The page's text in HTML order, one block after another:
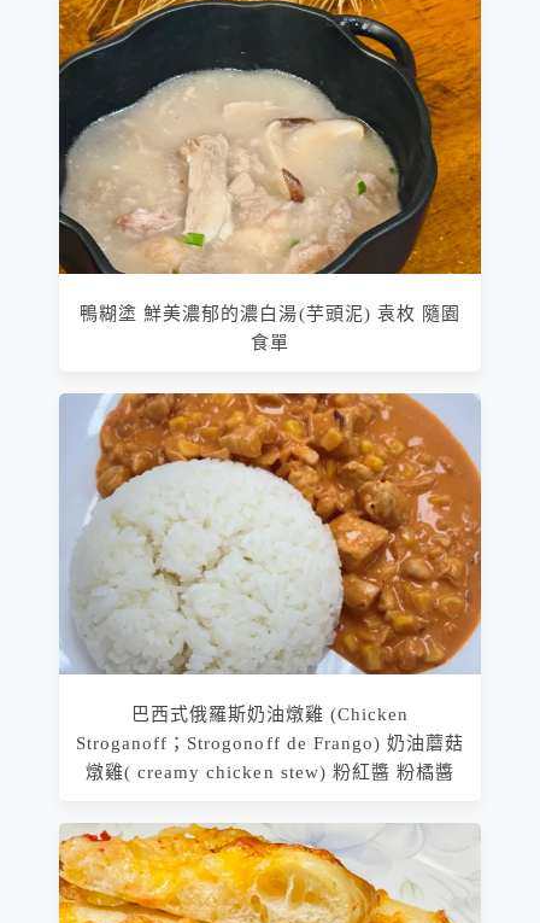
鴨糊塗 鮮美濃郁的濃白湯(芋頭泥) 袁枚 隨園
食單
巴西式俄羅斯奶油燉雞 (Chicken
Stroganoff；Strogonoff de Frango) 奶油蘑菇
燉雞( creamy chicken stew) 粉紅醬 粉橘醬